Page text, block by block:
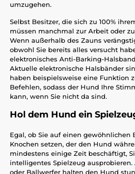
umzugehen.
Selbst Besitzer, die sich zu 100%
müssen manchmal zur Arbeit oder
Wenn außerhalb des Zauns
obwohl Sie bereits alles versucht
elektronisches Anti-Barking-
Aktuelle elektronische Halsbänder
haben beispielsweise eine Funktion
Befehlen, sodass der Hund Ihre
kann, wenn Sie nicht da sind.
Hol dem Hund ein
Egal, ob Sie auf einen gewöhnlichen
Knochen setzen, der den Hund
mindestens einige Zeit beschäftigt,
intelligentes Spielzeug
oder Ballwerfer halten den Hund